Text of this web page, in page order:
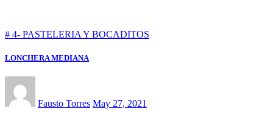
# 4- PASTELERIA Y BOCADITOS
LONCHERA MEDIANA
Fausto Torres May 27, 2021